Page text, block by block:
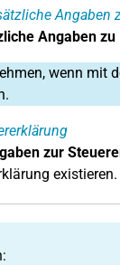
Angaben
Angaben
wenn mit
zur
existieren.